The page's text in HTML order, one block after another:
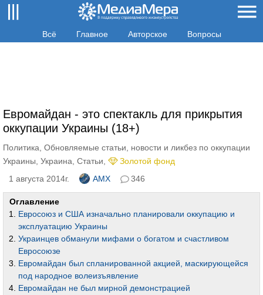
Всё Главное Авторское Вопросы
Евромайдан - это спектакль для прикрытия
оккупации Украины (18+)
Политика Обновляемые статьи, новости и ликбез по оккупации
Украины Украина Статьи
Золотой фонд
1 августа 2014г.
AMX 346
Оглавление
Евросоюз и США изначально планировали оккупацию и
эксплуатацию Украины
Украинцев обманули мифами о богатом и счастливом
Евросоюзе
Евромайдан был спланированной акцией, маскирующейся
под народное волеизъявление
Евромайдан не был мирной демонстрацией